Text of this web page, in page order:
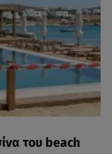
του beach